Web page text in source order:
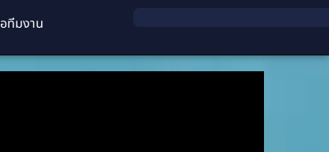
ทีมงาน